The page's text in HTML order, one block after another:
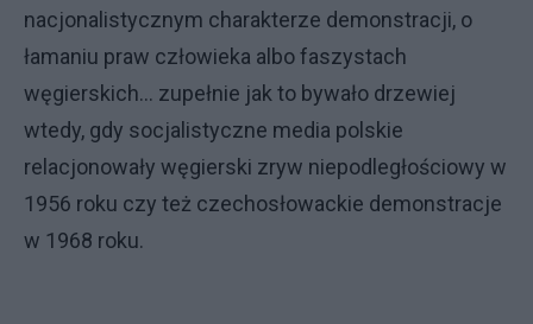
nacjonalistycznym charakterze demonstracji, o
łamaniu praw człowieka albo faszystach
węgierskich... zupełnie jak to bywało drzewiej
wtedy, gdy socjalistyczne media polskie
relacjonowały węgierski zryw niepodległościowy w
1956 roku czy też czechosłowackie demonstracje
w 1968 roku.